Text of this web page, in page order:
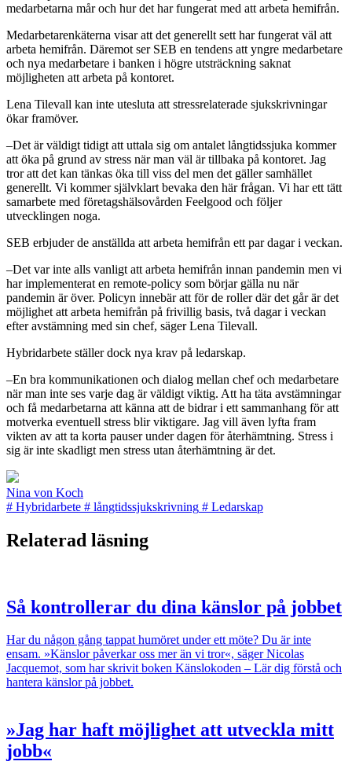
medarbetarna mår och hur det har fungerat med att arbeta hemifrån.
Medarbetarenkäterna visar att det generellt sett har fungerat väl att
arbeta hemifrån. Däremot ser SEB en tendens att yngre medarbetare
och nya medarbetare i banken i högre utsträckning saknat
möjligheten att arbeta på kontoret.
Lena Tilevall kan inte utesluta att stressrelaterade sjukskrivningar
ökar framöver.
–Det är väldigt tidigt att uttala sig om antalet långtidssjuka kommer
att öka på grund av stress när man väl är tillbaka på kontoret. Jag
tror att det kan tänkas öka till viss del men det gäller samhället
generellt. Vi kommer självklart bevaka den här frågan. Vi har ett tätt
samarbete med företagshälsovården Feelgood och följer
utvecklingen noga.
SEB erbjuder de anställda att arbeta hemifrån ett par dagar i veckan.
–Det var inte alls vanligt att arbeta hemifrån innan pandemin men vi
har implementerat en remote-policy som börjar gälla nu när
pandemin är över. Policyn innebär att för de roller där det går är det
möjlighet att arbeta hemifrån på frivillig basis, två dagar i veckan
efter avstämning med sin chef, säger Lena Tilevall.
Hybridarbete ställer dock nya krav på ledarskap.
–En bra kommunikationen och dialog mellan chef och medarbetare
när man inte ses varje dag är väldigt viktig. Att ha täta avstämningar
och få medarbetarna att känna att de bidrar i ett sammanhang för att
motverka eventuell stress blir viktigare. Jag vill även lyfta fram
vikten av att ta korta pauser under dagen för återhämtning. Stress i
sig är inte skadligt men stress utan återhämtning är det.
Nina von Koch
# Hybridarbete # långtidssjukskrivning # Ledarskap
Relaterad läsning
Så kontrollerar du dina känslor på jobbet
Har du någon gång tappat humöret under ett möte? Du är inte
ensam. »Känslor påverkar oss mer än vi tror«, säger Nicolas
Jacquemot, som har skrivit boken Känslokoden – Lär dig förstå och
hantera känslor på jobbet.
»Jag har haft möjlighet att utveckla mitt
jobb«